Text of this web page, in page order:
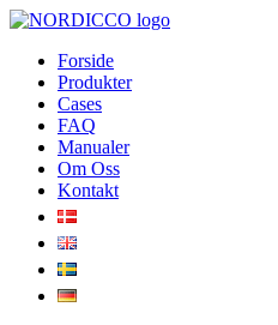
Skip
contentForside
Produkter
Cases
FAQ
Manualer
Om Oss
Kontakt